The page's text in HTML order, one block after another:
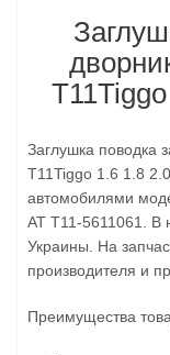
Заглушка поводка
T11Tiggo 1.6 1.8
автомобилями
AT T11-5611061. В
Украины. На
производителя и
Преимущества